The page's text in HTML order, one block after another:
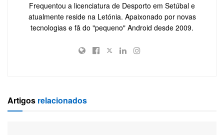
Frequentou a licenciatura de Desporto em Setúbal e
atualmente reside na Letónia. Apaixonado por novas
tecnologias e fã do "pequeno" Android desde 2009.
Artigos relacionados